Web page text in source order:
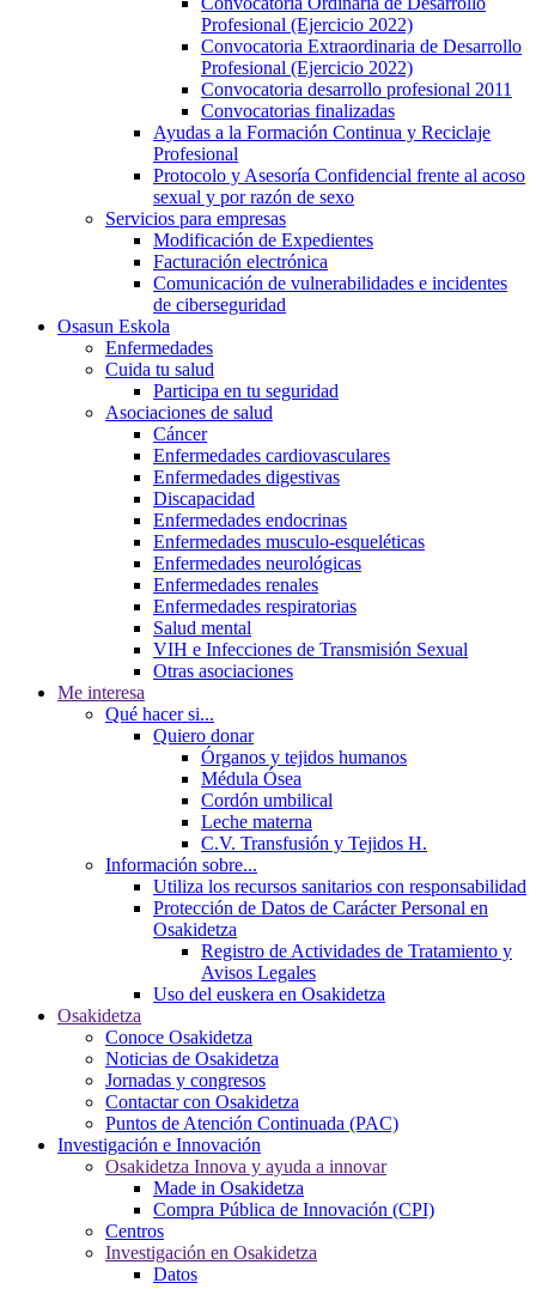
Profesional (Ejercicio 2022)
Convocatoria Extraordinaria de Desarrollo
Profesional (Ejercicio 2022)
Convocatoria desarrollo profesional 2011
Convocatorias finalizadas
Ayudas a la Formación Continua y Reciclaje
Profesional
Protocolo y Asesoría Confidencial frente al acoso
sexual y por razón de sexo
Servicios para empresas
Modificación de Expedientes
Facturación electrónica
Comunicación de vulnerabilidades e incidentes
de ciberseguridad
Osasun Eskola
Enfermedades
Cuida tu salud
Participa en tu seguridad
Asociaciones de salud
Cáncer
Enfermedades cardiovasculares
Enfermedades digestivas
Discapacidad
Enfermedades endocrinas
Enfermedades musculo-esqueléticas
Enfermedades neurológicas
Enfermedades renales
Enfermedades respiratorias
Salud mental
VIH e Infecciones de Transmisión Sexual
Otras asociaciones
Me interesa
Qué hacer si...
Quiero donar
Órganos y tejidos humanos
Médula Ósea
Cordón umbilical
Leche materna
C.V. Transfusión y Tejidos H.
Información sobre...
Utiliza los recursos sanitarios con responsabilidad
Protección de Datos de Carácter Personal en
Osakidetza
Registro de Actividades de Tratamiento y
Avisos Legales
Uso del euskera en Osakidetza
Osakidetza
Conoce Osakidetza
Noticias de Osakidetza
Jornadas y congresos
Contactar con Osakidetza
Puntos de Atención Continuada (PAC)
Investigación e Innovación
Osakidetza Innova y ayuda a innovar
Made in Osakidetza
Compra Pública de Innovación (CPI)
Centros
Investigación en Osakidetza
Datos